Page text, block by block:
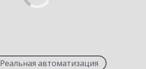
Реальная автоматизация